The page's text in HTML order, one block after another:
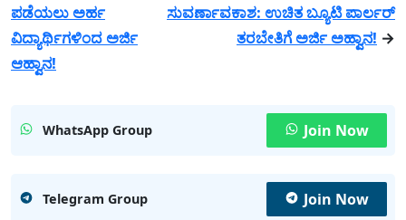
ಪಡೆಯಲು ಅರ್ಹ
ವಿದ್ಯಾರ್ಥಿಗಳಿಂದ ಅರ್ಜಿ
ಆಹ್ವಾನ!
ಸುವರ್ಣಾವಕಾಶ: ಉಚಿತ ಬ್ಯೂಟಿ ಪಾರ್ಲರ್
ತರಬೇತಿಗೆ ಅರ್ಜಿ ಅಹ್ವಾನ! →
WhatsApp Group Join Now
Telegram Group Join Now